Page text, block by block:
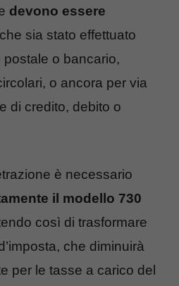
devono essere
sia stato effettuato
o bancario,
o ancora per via
di credito, debito o
è necessario
il modello 730
così di trasformare
che diminuirà
per le tasse a carico del